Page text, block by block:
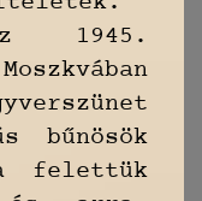
1945.
bűnösök
felettük